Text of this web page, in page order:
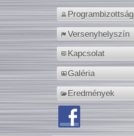
Programbizottság
Versenyhelyszín
Kapcsolat
Galéria
Eredmények